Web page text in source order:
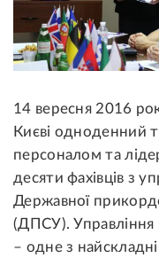
14 вересня 2016
Києві одноденний
персоналом та
десяти фахівців з
Державної
(ДПСУ). Управління
– одне з